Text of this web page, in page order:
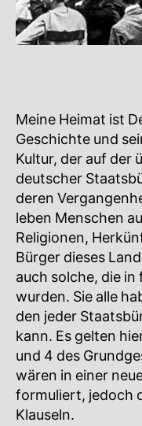
Meine Heimat ist
Geschichte und
Kultur, der auf der
deutscher
deren
leben Menschen
Religionen,
Bürger dieses
auch solche, die
wurden. Sie alle
den jeder
kann. Es gelten
und 4 des
wären in einer
formuliert, jedoch
Klauseln.